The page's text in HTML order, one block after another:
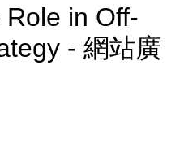
Role in Off-
- 網站廣